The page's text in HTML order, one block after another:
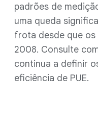
padrões de
uma queda
frota desde que
2008. Consulte
continua a definir
eficiência de PUE.